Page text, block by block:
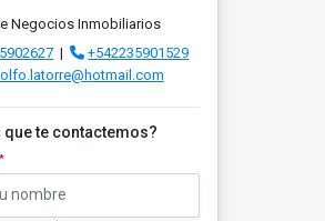
Negocios Inmobiliarios
|
+542235901529
que te contactemos?
*